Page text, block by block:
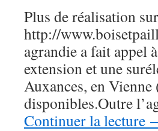
Plus de réalisation sur
http://
agrandie a fait appel
extension et une
Auxances, en
disponibles.Outre
Continuer la lecture